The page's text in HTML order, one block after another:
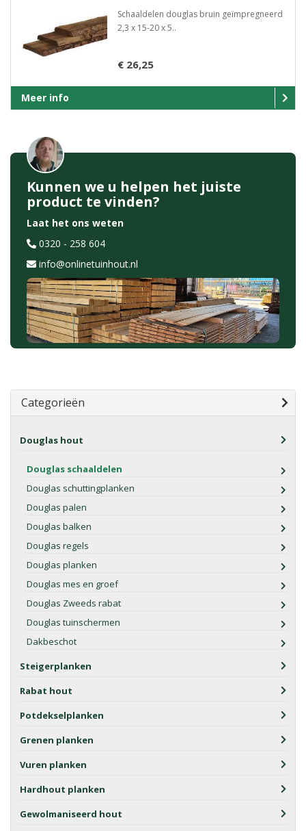
Categorieën
Douglas hout
Douglas schaaldelen
Douglas schuttingplanken
Douglas palen
Douglas balken
Douglas regels
Douglas planken
Douglas mes en groef
Douglas Zweeds rabat
Douglas tuinschermen
Dakbeschot
Steigerplanken
Rabat hout
Potdekselplanken
Grenen planken
Vuren planken
Hardhout planken
Gewolmaniseerd hout
Schaaldelen douglas bruin geïmpregneerd
2,3 x 15-20 x 5..
€ 26,25
Meer info
Kunnen we u helpen het juiste
product te vinden?
Laat het ons weten
0320 - 258 604
info@onlinetuinhout.nl